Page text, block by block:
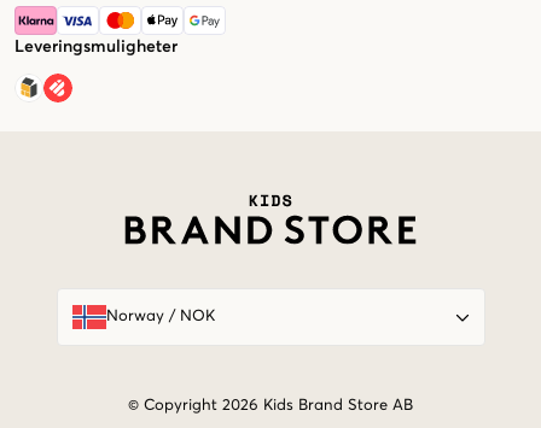
Leveringsmuligheter
Norway/ NOK
© Copyright 2026 Kids Brand Store AB